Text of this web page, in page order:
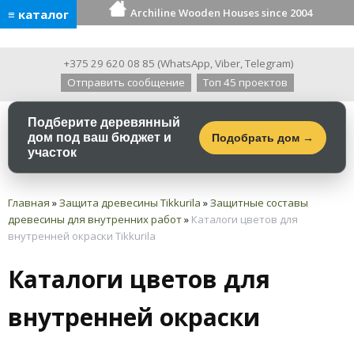
≡ каталог Archiline Wooden Houses since 2004
+375 29 620 08 85 (WhatsApp,Viber,Telegram)
Отправить сообщение
Топ 45 проектов
Подберите деревянный
дом под ваш бюджет и
участок
Подобрать дом →
Главная »Защита древесины Tikkurila »Защитные составы
древесины для внутренних работ» Каталоги цветов для
внутренней окраски Tikkurila
Каталоги цветов для
внутренней окраски